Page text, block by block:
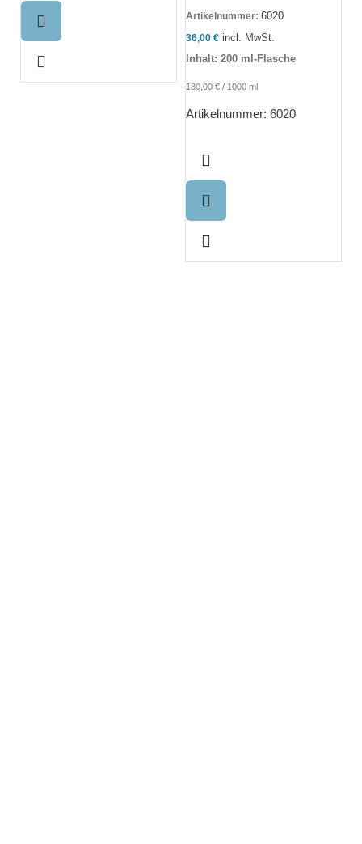
Artikelnummer: 6020
36,00 € incl. MwSt.
Inhalt: 200 ml-Flasche
180,00 € / 1000 ml
Artikelnummer: 6020